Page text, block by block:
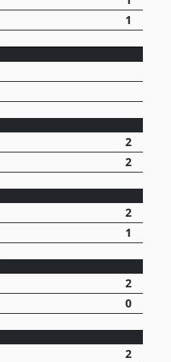
1
2
2
2
1
2
0
2